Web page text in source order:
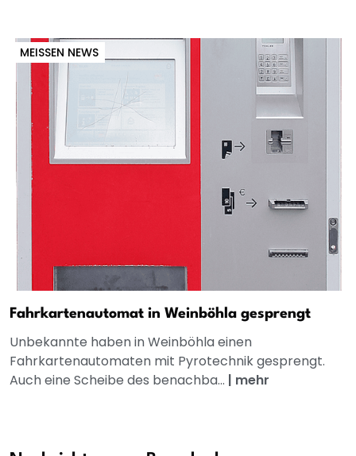
MEISSEN NEWS
Fahrkartenautomat in Weinböhla gesprengt
Unbekannte haben in Weinböhla einen
Fahrkartenautomaten mit Pyrotechnik gesprengt.
Auch eine Scheibe des benachba... | mehr